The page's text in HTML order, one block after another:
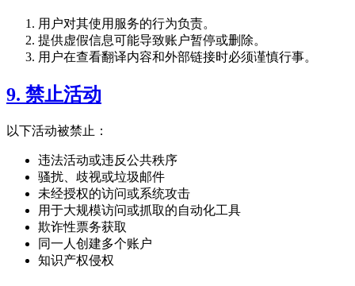
用户对其使用服务的行为负责。
提供虚假信息可能导致账户暂停或删除。
用户在查看翻译内容和外部链接时必须谨慎行事。
9. 禁止活动
以下活动被禁止：
违法活动或违反公共秩序
骚扰、歧视或垃圾邮件
未经授权的访问或系统攻击
用于大规模访问或抓取的自动化工具
欺诈性票务获取
同一人创建多个账户
知识产权侵权